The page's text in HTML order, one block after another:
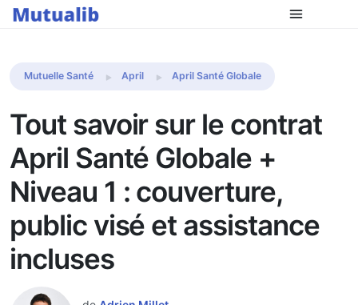
Comparer les mutuelles
Mutuelle Santé April April Santé Globale
Tout savoir sur le contrat
April Santé Globale +
Niveau 1 : couverture,
public visé et assistance
incluses